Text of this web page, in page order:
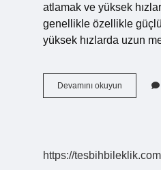
atlamak ve yüksek
genellikle özellikle güçlü
yüksek hızlarda uzun
Devamını okuyun Kangurular
Güçlü
https://tesbihbileklik.com